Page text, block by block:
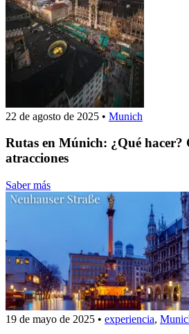
22 de agosto de 2025 • Munich
Rutas en Múnich: ¿Qué hacer?
atracciones
Saber más
19 de mayo de 2025 • experiencia,